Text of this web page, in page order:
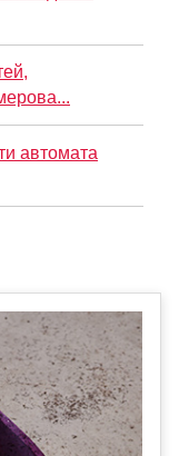
автомата